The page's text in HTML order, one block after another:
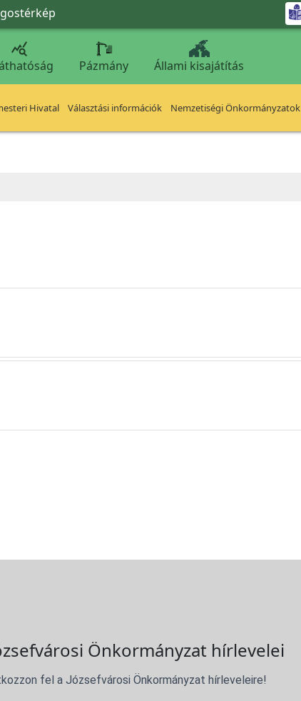

Pázmány Állami kisajátítás
Hivatal Választási információk Nemzetiségi Önkormányzatok
Önkormányzat hírlevelei
fel a Józsefvárosi Önkormányzat hírleveleire!